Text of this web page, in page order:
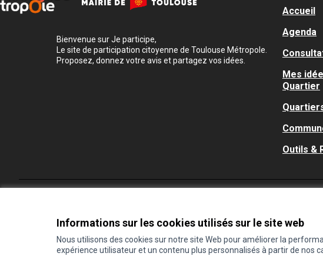
Informations sur les cookies utilisés sur le site web
Nous utilisons des cookies sur notre site Web pour améliorer la
expérience utilisateur et un contenu plus personnalisés à partir de nos
Bienvenue sur Je participe,
Le site de participation citoyenne de Toulouse Métropole.
Proposez, donnez votre avis et partagez vos idées.
Accueil
Agenda
Mes
Quartier
Outils &